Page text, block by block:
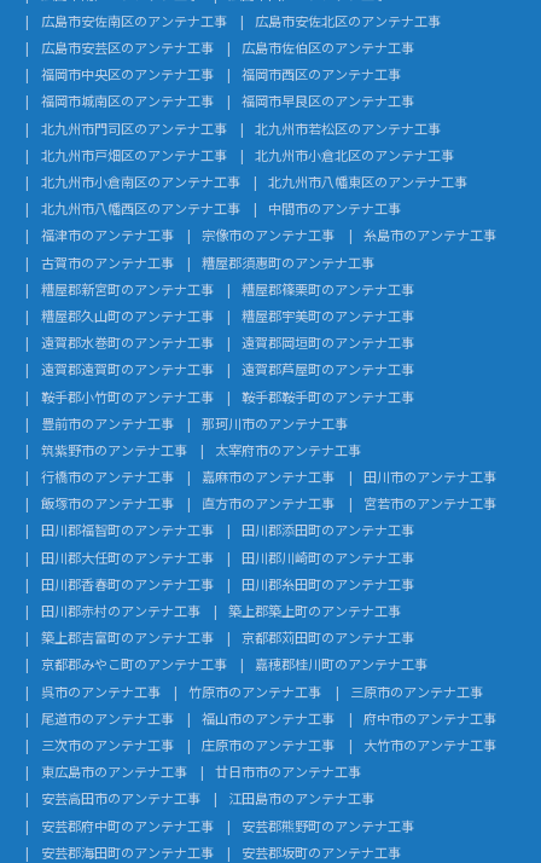
広島市安佐南区のアンテナ工事
広島市安佐北区のアンテナ工事
広島市安芸区のアンテナ工事
広島市佐伯区のアンテナ工事
福岡市中央区のアンテナ工事
福岡市西区のアンテナ工事
福岡市城南区のアンテナ工事
福岡市早良区のアンテナ工事
北九州市門司区のアンテナ工事
北九州市若松区のアンテナ工事
北九州市戸畑区のアンテナ工事
北九州市小倉北区のアンテナ工事
北九州市小倉南区のアンテナ工事
北九州市八幡東区のアンテナ工事
北九州市八幡西区のアンテナ工事
中間市のアンテナ工事
福津市のアンテナ工事
宗像市のアンテナ工事
糸島市のアンテナ工事
古賀市のアンテナ工事
糟屋郡須惠町のアンテナ工事
糟屋郡新宮町のアンテナ工事
糟屋郡篠栗町のアンテナ工事
糟屋郡久山町のアンテナ工事
糟屋郡宇美町のアンテナ工事
遠賀郡水巻町のアンテナ工事
遠賀郡岡垣町のアンテナ工事
遠賀郡遠賀町のアンテナ工事
遠賀郡芦屋町のアンテナ工事
鞍手郡小竹町のアンテナ工事
鞍手郡鞍手町のアンテナ工事
豊前市のアンテナ工事
那珂川市のアンテナ工事
筑紫野市のアンテナ工事
太宰府市のアンテナ工事
行橋市のアンテナ工事
嘉麻市のアンテナ工事
田川市のアンテナ工事
飯塚市のアンテナ工事
直方市のアンテナ工事
宮若市のアンテナ工事
田川郡福智町のアンテナ工事
田川郡添田町のアンテナ工事
田川郡大任町のアンテナ工事
田川郡川崎町のアンテナ工事
田川郡香春町のアンテナ工事
田川郡糸田町のアンテナ工事
田川郡赤村のアンテナ工事
築上郡築上町のアンテナ工事
築上郡吉富町のアンテナ工事
京都郡苅田町のアンテナ工事
京都郡みやこ町のアンテナ工事
嘉穂郡桂川町のアンテナ工事
呉市のアンテナ工事
竹原市のアンテナ工事
三原市のアンテナ工事
尾道市のアンテナ工事
福山市のアンテナ工事
府中市のアンテナ工事
三次市のアンテナ工事
庄原市のアンテナ工事
大竹市のアンテナ工事
東広島市のアンテナ工事
廿日市市のアンテナ工事
安芸高田市のアンテナ工事
江田島市のアンテナ工事
安芸郡府中町のアンテナ工事
安芸郡熊野町のアンテナ工事
安芸郡海田町のアンテナ工事
安芸郡坂町のアンテナ工事